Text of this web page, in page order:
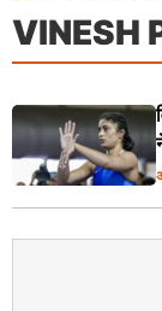
VINESH